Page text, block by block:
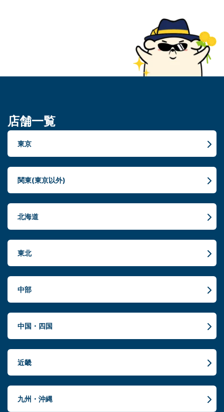
店舗一覧
東京
関東(東京以外)
北海道
東北
中部
中国・四国
近畿
九州・沖縄